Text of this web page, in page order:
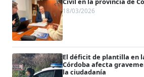
18/03/2026
El déficit de plantilla en
Córdoba afecta
la ciudadanía